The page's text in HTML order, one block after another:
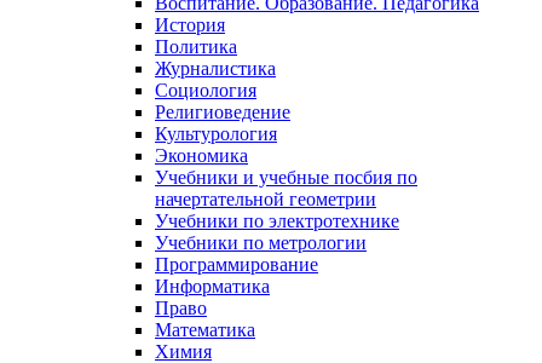
История
Политика
Журналистика
Социология
Религиоведение
Культурология
Экономика
Учебники и учебные посбия по
начертательной геометрии
Учебники по электротехнике
Учебники по метрологии
Программирование
Информатика
Право
Математика
Химия